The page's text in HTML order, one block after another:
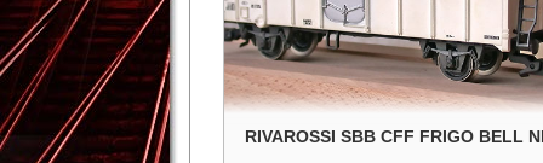
RIVAROSSI SBB CFF FRIGO BELL